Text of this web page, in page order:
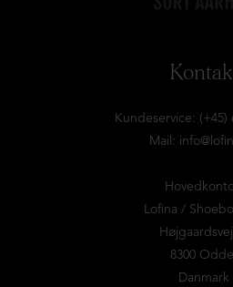
Kundeservice: (+45)
Mail:
Lofina /
Højgaardsvej
8300
Danmark